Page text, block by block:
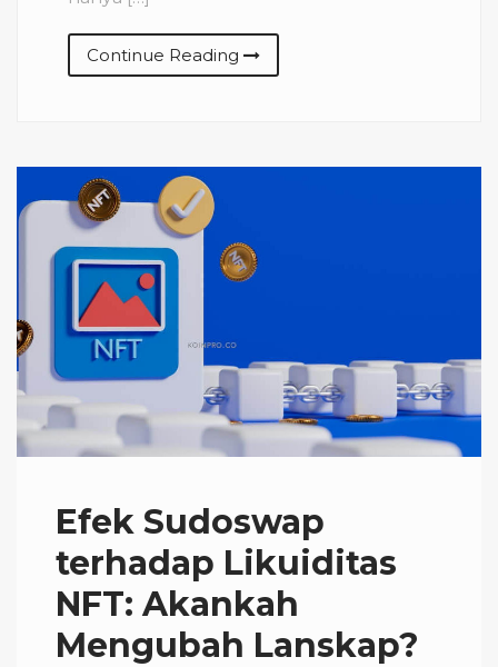
Continue Reading
Efek Sudoswap
terhadap Likuiditas
NFT: Akankah
Mengubah Lanskap?